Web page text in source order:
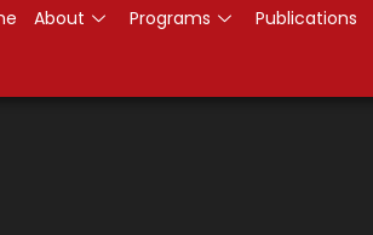
About Programs Publications